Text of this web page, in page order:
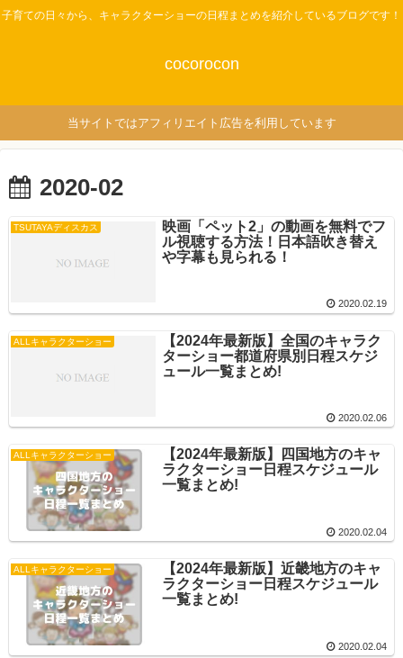
子育ての日々から、キャラクターショーの日程まとめを紹介しているブログです！
cocorocon
当サイトではアフィリエイト広告を利用しています
2020-02
TSUTAYAディスカス
映画「ペット2」の動画を無料でフ
ル視聴する方法！日本語吹き替え
や字幕も見られる！
2020.02.19
ALLキャラクターショー
【2024年最新版】全国のキャラク
ターショー都道府県別日程スケジ
ュール一覧まとめ!
2020.02.06
ALLキャラクターショー
【2024年最新版】四国地方のキャ
ラクターショー日程スケジュール
一覧まとめ!
2020.02.04
ALLキャラクターショー
【2024年最新版】近畿地方のキャ
ラクターショー日程スケジュール
一覧まとめ!
2020.02.04